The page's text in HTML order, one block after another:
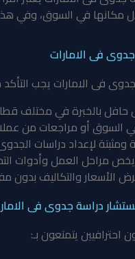
مكانها في السوق، وفي
فى الامارات
فى الامارات يجب التأكد
بالخبرة في مختلف
السوق أو مراجعات من
لإعداد دراسات
مراحل العمل وأدوات
الأسعار والتكاليف بدون
دراسة جدوى فى
يتمتعون بـ: